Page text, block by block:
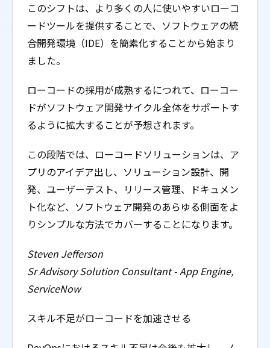
このシフトは、より多くの人に使いやすいローコ
ードツールを提供することで、ソフトウェアの統
合開発環境（IDE）を簡素化することから始まり
ました。
ローコードの採用が成熟するにつれて、ローコー
ドがソフトウェア開発サイクル全体をサポートす
るように拡大することが予想されます。
この段階では、ローコードソリューションは、ア
プリのアイデア出し、ソリューション設計、開
発、ユーザーテスト、リリース管理、ドキュメン
ト化など、ソフトウェア開発のあらゆる側面をよ
りシンプルな方法でカバーすることになります。
Steven Jefferson
Sr Advisory Solution Consultant - App Engine,
ServiceNow
スキル不足がローコードを加速させる